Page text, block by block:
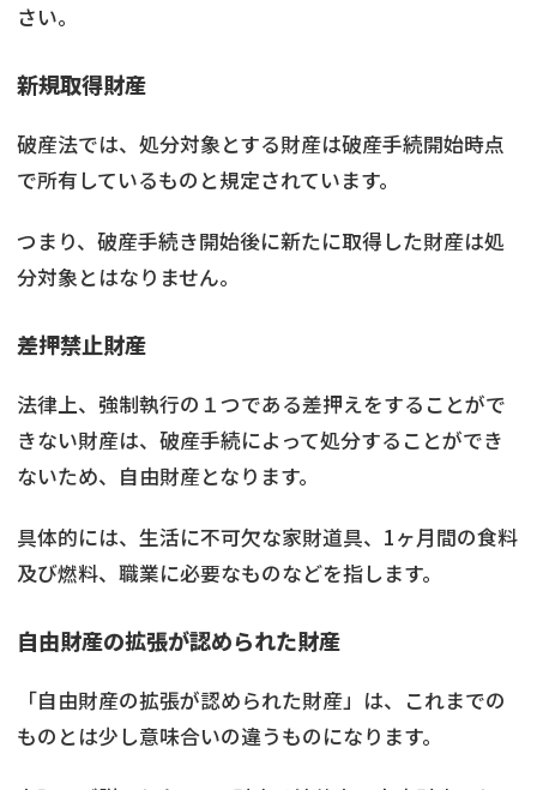
さい。
新規取得財産
破産法では、処分対象とする財産は破産手続開始時点
で所有しているものと規定されています。
つまり、破産手続き開始後に新たに取得した財産は処
分対象とはなりません。
差押禁止財産
法律上、強制執行の１つである差押えをすることがで
きない財産は、破産手続によって処分することができ
ないため、自由財産となります。
具体的には、生活に不可欠な家財道具、1ヶ月間の食料
及び燃料、職業に必要なものなどを指します。
自由財産の拡張が認められた財産
「自由財産の拡張が認められた財産」は、これまでの
ものとは少し意味合いの違うものになります。